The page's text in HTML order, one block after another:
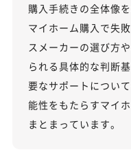
購入手続きの全体像
マイホーム購入で失
スメーカーの選び方
られる具体的な判断
要なサポートについ
能性をもたらすマイ
まとまっています。